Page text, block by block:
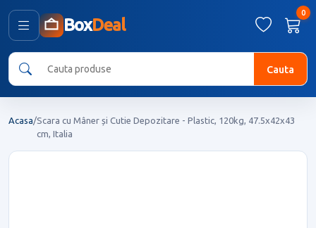
BoxDeal
0
Cauta
Acasa/Scara cu Mâner și Cutie Depozitare - Plastic, 120kg, 47.5x42x43
cm, Italia